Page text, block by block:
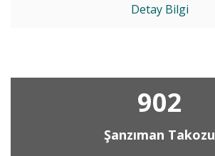
Detay Bilgi
902
Şanzıman Takozu